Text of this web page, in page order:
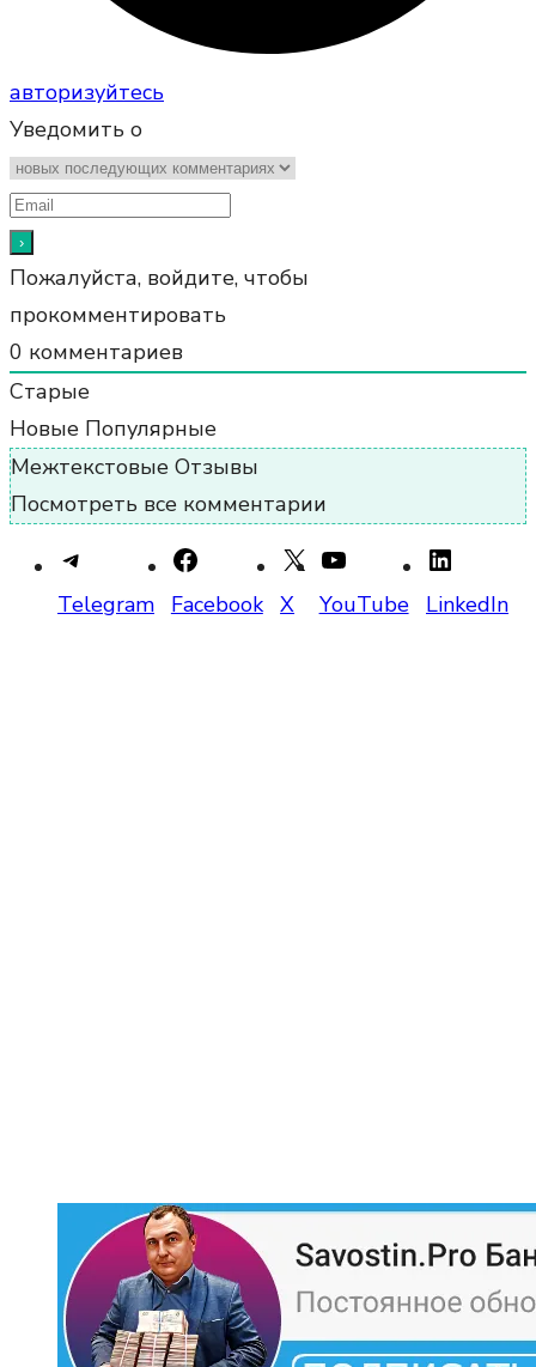
авторизуйтесь
Уведомить о
Пожалуйста, войдите, чтобы
прокомментировать
0 комментариев
Старые
Новые Популярные
Межтекстовые Отзывы
Посмотреть все комментарии
Telegram Facebook X YouTube LinkedIn